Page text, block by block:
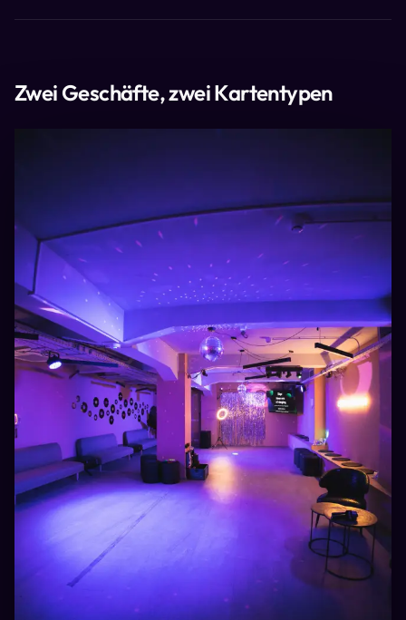
Zwei Geschäfte, zwei Kartentypen